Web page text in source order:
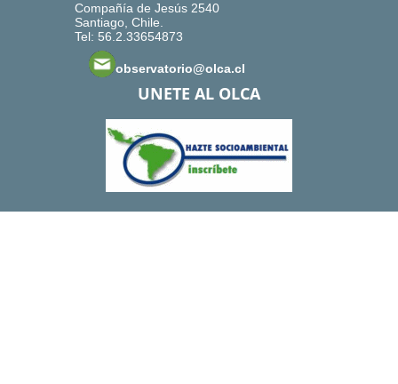
Compañía de Jesús 2540
Santiago, Chile.
Tel: 56.2.33654873
observatorio@olca.cl
UNETE AL OLCA